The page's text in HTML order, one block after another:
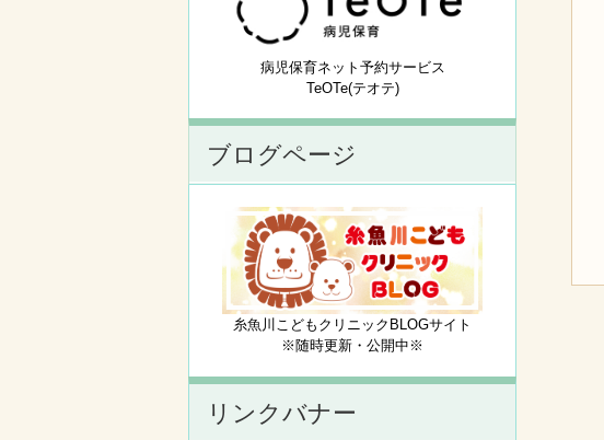
病児保育ネット予約サービス
TeOTe(テオテ)
ブログページ
糸魚川こどもクリニックBLOGサイト
※随時更新・公開中※
リンクバナー